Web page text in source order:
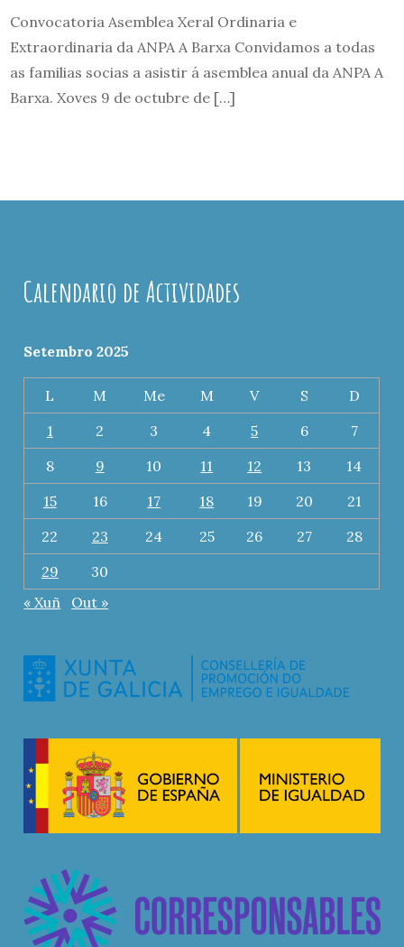
Convocatoria Asemblea Xeral Ordinaria e
Extraordinaria da ANPA A Barxa Convidamos a todas
as familias socias a asistir á asemblea anual da ANPA A
Barxa. Xoves 9 de octubre de […]
Calendario de Actividades
Setembro 2025
L M Me M V S
D
1
2 3 4 5 6
7
8
9 10 11 12 13
14
15
16 17 18 19 20
21
22
23 24 25 26 27
28
29
30
« Xuñ
Out »